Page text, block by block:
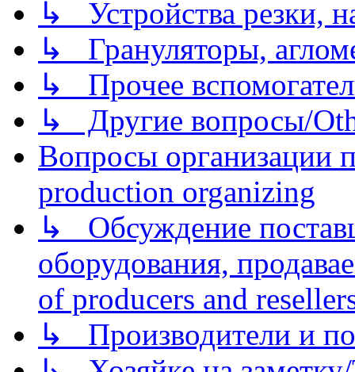
↳ Устройства резки,
↳ Грануляторы,
↳ Прочее
↳ Другие вопросы/
Вопросы организации
production organizing
↳ Обсуждение
оборудования,
of producers and
↳ Производители и